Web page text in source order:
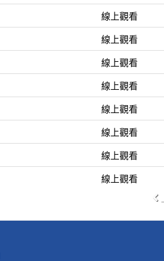
線上觀看
線上觀看
線上觀看
線上觀看
線上觀看
線上觀看
線上觀看
線上觀看